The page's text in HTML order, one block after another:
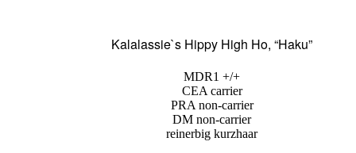
Kalalassie`s Hippy High Ho, “Haku”
MDR1 +/+
CEA carrier
PRA non-carrier
DM non-carrier
reinerbig kurzhaar